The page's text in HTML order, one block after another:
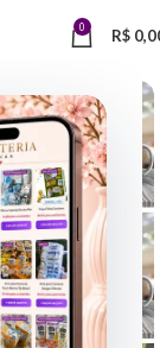
0 R$